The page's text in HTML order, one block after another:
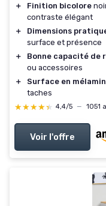
＋
Finition bicolore
contraste élégant
＋
Dimensions
surface et présence
＋
Bonne capacité de
ou accessoires
＋
Surface en
taches
★★★★★
★★★★★ 4,4/5 — 1051
Voir l'offre